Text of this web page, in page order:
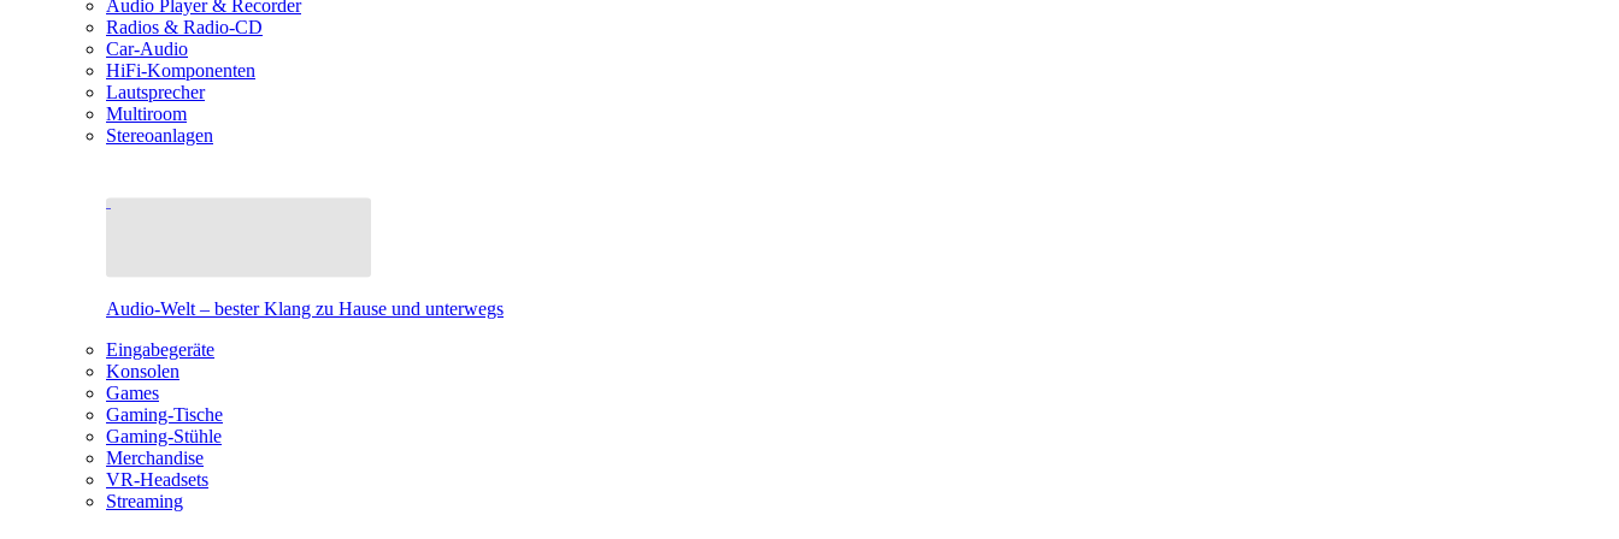
Audio Player & Recorder
Radios & Radio-CD
Car-Audio
HiFi-Komponenten
Lautsprecher
Multiroom
Stereoanlagen
Audio-Welt – bester Klang zu Hause und unterwegs
Eingabegeräte
Konsolen
Games
Gaming-Tische
Gaming-Stühle
Merchandise
VR-Headsets
Streaming